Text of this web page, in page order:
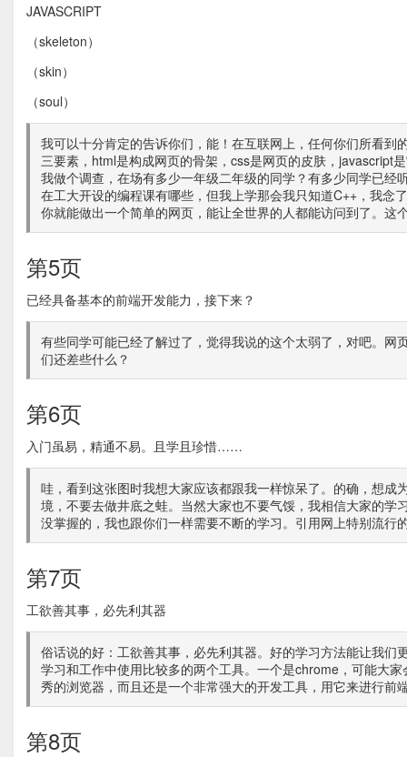
JAVASCRIPT
（skeleton）
（skin）
（soul）
我可以十分肯定的告诉你们，能！在互联网上，任何你们所看
三要素，html是构成网页的骨架，css是网页的皮肤，javascript
我做个调查，在场有多少一年级二年级的同学？有多少同学已
在工大开设的编程课有哪些，但我上学那会我只知道C++，我
你就能做出一个简单的网页，能让全世界的人都能访问到了。这
第5页
已经具备基本的前端开发能力，接下来？
有些同学可能已经了解过了，觉得我说的这个太弱了，对吧。
们还差些什么？
第6页
入门虽易，精通不易。且学且珍惜……
哇，看到这张图时我想大家应该都跟我一样惊呆了。的确，想
境，不要去做井底之蛙。当然大家也不要气馁，我相信大家的
没掌握的，我也跟你们一样需要不断的学习。引用网上特别流
第7页
工欲善其事，必先利其器
俗话说的好：工欲善其事，必先利其器。好的学习方法能让我
学习和工作中使用比较多的两个工具。一个是chrome，可能大
秀的浏览器，而且还是一个非常强大的开发工具，用它来进行前
第8页